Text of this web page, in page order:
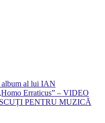
album al lui IAN
Erraticus” – VIDEO
PENTRU MUZICĂ